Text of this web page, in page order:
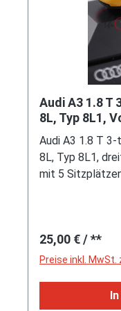
Nabendeckel /
4B0 601 170 A,
und Reifen
225/35 ZR 19
Audi A3 1.8 T
8L, Typ 8L1,
2000), hell-
Box Werbebox
Audi A3 1.8 T 3-
8L, Typ 8L1,
mit 5
Turbo-Otto mit
Double
pro Zylinder
Regulärer Preis:
25,00 €/ **
Preise inkl.